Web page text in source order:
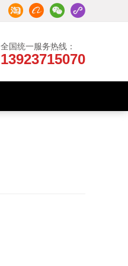
全国统一服务热线：
13923715070